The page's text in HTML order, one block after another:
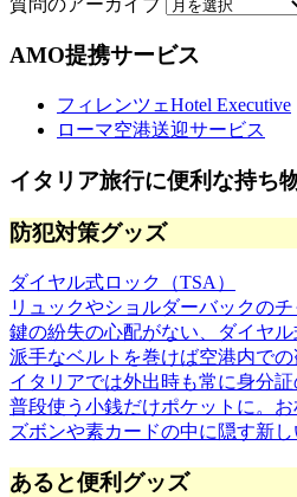
質問のアーカイブ
AMO提携サービス
フィレンツェHotel Executive
ローマ空港送迎サービス
イタリア旅行に便利な持ち
防犯対策グッズ
ダイヤル式ロック（TSA）
リュックやショルダーバックの
鍵の紛失の心配がない、ダイヤ
派手なベルトを巻けば空港内で
イタリアでは外出時も常に身分
普段使う小銭だけポケットに。
ズボンや素カードの中に隠す新
あると便利グッズ